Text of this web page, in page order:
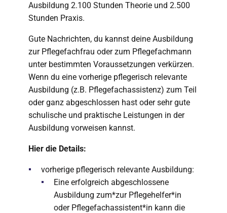
Ausbildung 2.100 Stunden Theorie und 2.500
Stunden Praxis.
Gute Nachrichten, du kannst deine Ausbildung
zur Pflegefachfrau oder zum Pflegefachmann
unter bestimmten Voraussetzungen verkürzen.
Wenn du eine vorherige pflegerisch relevante
Ausbildung (z.B. Pflegefachassistenz) zum Teil
oder ganz abgeschlossen hast oder sehr gute
schulische und praktische Leistungen in der
Ausbildung vorweisen kannst.
Hier die Details:
vorherige pflegerisch relevante Ausbildung:
Eine erfolgreich abgeschlossene
Ausbildung zum*zur Pflegehelfer*in
oder Pflegefachassistent*in kann die